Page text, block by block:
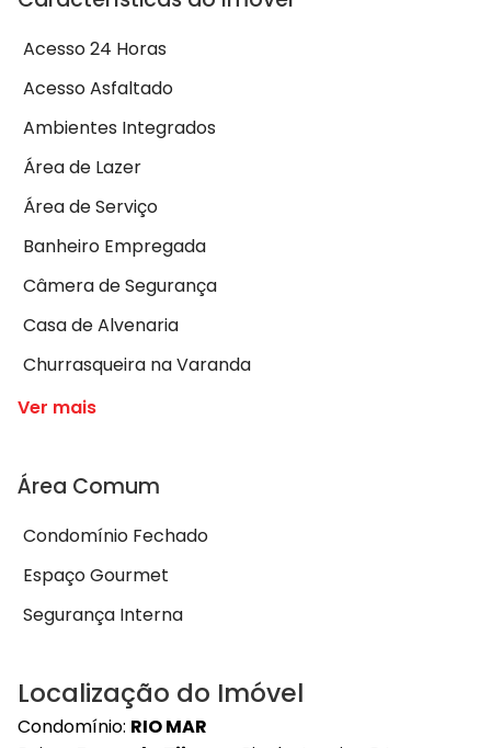
Acesso 24 Horas
Acesso Asfaltado
Ambientes Integrados
Área de Lazer
Área de Serviço
Banheiro Empregada
Câmera de Segurança
Casa de Alvenaria
Churrasqueira na Varanda
Ver mais
Área Comum
Condomínio Fechado
Espaço Gourmet
Segurança Interna
Localização do Imóvel
Condomínio: RIO MAR